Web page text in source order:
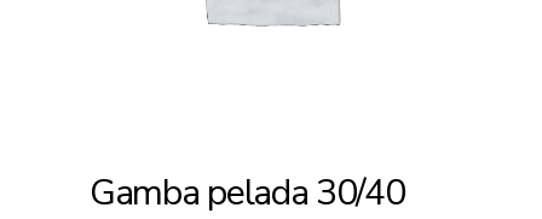
Gamba pelada 30/40